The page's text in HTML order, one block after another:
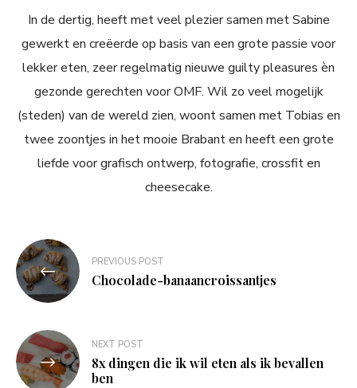
In de dertig, heeft met veel plezier samen met Sabine
gewerkt en creëerde op basis van een grote passie voor
lekker eten, zeer regelmatig nieuwe guilty pleasures èn
gezonde gerechten voor OMF. Wil zo veel mogelijk
(steden) van de wereld zien, woont samen met Tobias en
twee zoontjes in het mooie Brabant en heeft een grote
liefde voor grafisch ontwerp, fotografie, crossfit en
cheesecake.
Bericht
navigatie
PREVIOUS POST
Chocolade-banaancroissantjes
NEXT POST
8x dingen die ik wil eten als ik bevallen
ben